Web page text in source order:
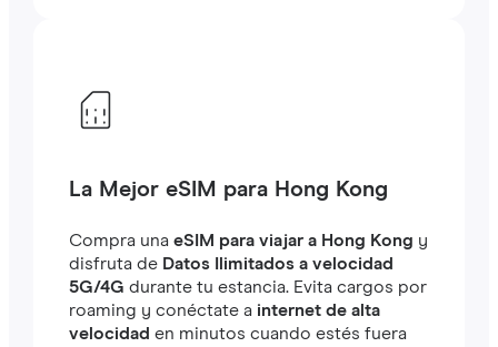
La Mejor eSIM para Hong Kong
Compra una eSIM para viajar a Hong Kong y
disfruta de Datos Ilimitados a velocidad
5G/4G durante tu estancia. Evita cargos por
roaming y conéctate a internet de alta
velocidad en minutos cuando estés fuera